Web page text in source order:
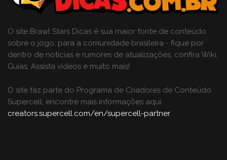
O site Brawl Stars Dicas é sua maior fonte de conteúdo
sobre o jogo, para a comunidade brasileira - fique por
dentro de notícias e rumores de atualizações, confira Wiki,
Guias, Assista vídeos e muito mais!
O site faz parte do Programa de Criadores de Conteúdo
Supercell; encontre mais informações aqui:
creators.supercell.com/en/supercell-partner.